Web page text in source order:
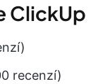
ClickUp
recenzí)